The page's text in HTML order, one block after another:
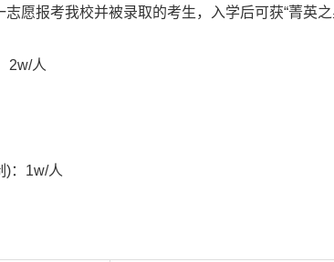
志愿报考我校并被录取的考生，入学后可获“菁英之
2w/人
)：1w/人